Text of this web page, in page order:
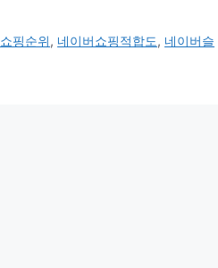
핑순위, 네이버쇼핑적합도, 네이버슬